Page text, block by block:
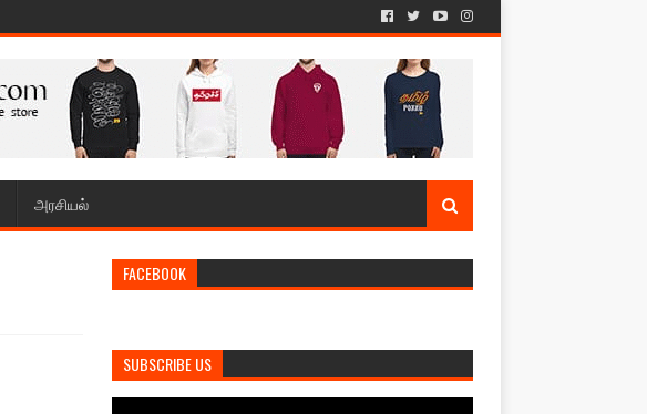
அரசியல்
FACEBOOK
SUBSCRIBE US